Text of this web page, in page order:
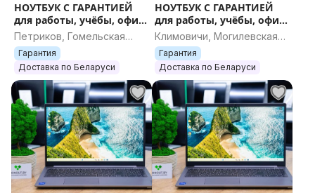
НОУТБУК С ГАРАНТИЕЙ
для работы, учёбы, офиса
и игр
Петриков, Гомельская
область
Гарантия
Доставка по Беларуси
НОУТБУК С ГАРАНТИЕЙ
для работы, учёбы, офиса
и игр
Климовичи, Могилевская
область
Гарантия
Доставка по Беларуси